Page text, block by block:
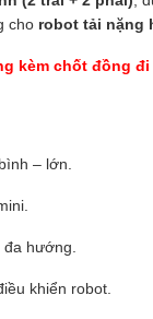
cho robot tải nặng
kèm chốt đồng
– lớn.
hướng.
khiển robot.